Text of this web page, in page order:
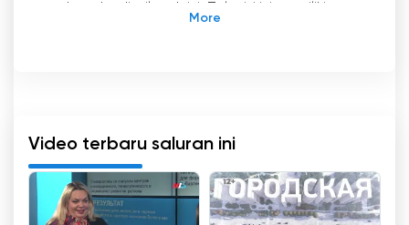
Salah satu fitur utama "MTV" adalah lebih dari
dan proyek yang dibuat sendiri. Ini berarti
bahwa saluran ini secara aktif berinvestasi
dalam pengembangan produksinya sendiri dan
Video terbaru saluran ini